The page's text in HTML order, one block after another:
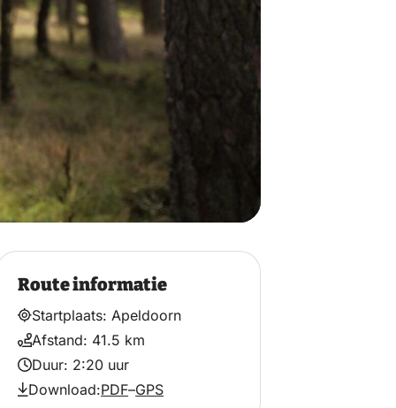
Route informatie
Startplaats: Apeldoorn
Afstand: 41.5 km
Duur: 2:20 uur
Download:PDF–GPS